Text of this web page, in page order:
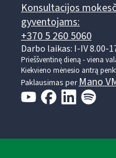
Konsultacijos
gyventojams:
+370 5 260 5060
Darbo laikas: I-IV 8.00-
Prieššventinę dieną - viena
Kiekvieno mėnesio antrą
Paklausimas perMano